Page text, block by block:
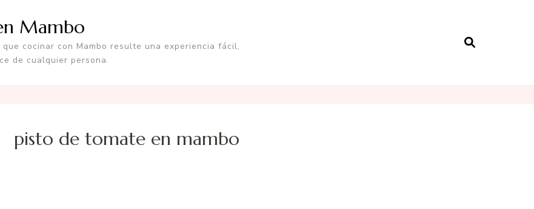
Mambo
cocinar con Mambo resulte una experiencia fácil,
de cualquier persona.
pisto de tomate en mambo